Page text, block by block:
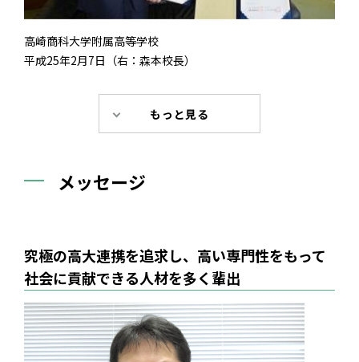
高崎商科大学附属高等学校
平成25年2月7日（右：森本校長）
もっと見る
メッセージ
究極の高大連携を追求し、高い専門性をもって
社会に貢献できる人材を多く輩出